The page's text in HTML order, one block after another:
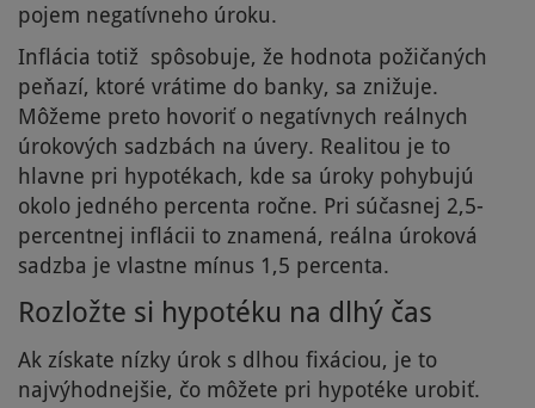
pojem negatívneho úroku.
Inflácia totiž spôsobuje, že hodnota požičaných
peňazí, ktoré vrátime do banky, sa znižuje.
Môžeme preto hovoriť o negatívnych reálnych
úrokových sadzbách na úvery. Realitou je to
hlavne pri hypotékach, kde sa úroky pohybujú
okolo jedného percenta ročne. Pri súčasnej 2,5-
percentnej inflácii to znamená, reálna úroková
sadzba je vlastne mínus 1,5 percenta.
Rozložte si hypotéku na dlhý čas
Ak získate nízky úrok s dlhou fixáciou, je to
najvýhodnejšie, čo môžete pri hypotéke urobiť.